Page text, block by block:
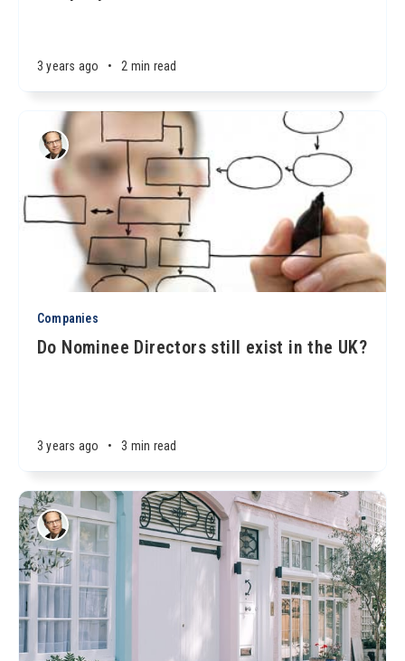
3 years ago • 2 min read
Companies
Do Nominee Directors still exist in the UK?
3 years ago • 3 min read